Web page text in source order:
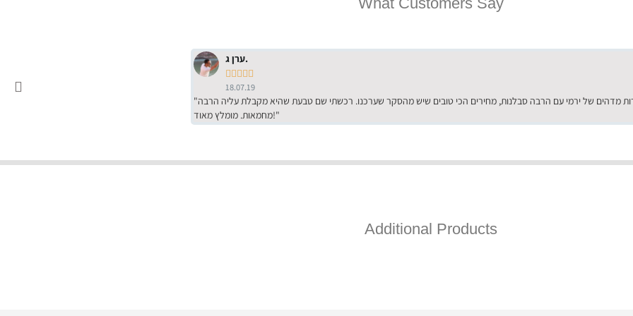
ערן ג.
    
18.07.19
"שירות מדהים של ירמי עם הרבה סבלנות, מחירים הכי טובים שיש מהסקר שערכנו. רכשתי שם טבעת שהיא מקבלת עליה הרבה
מחמאות. מומלץ מאוד!"
Additional Products